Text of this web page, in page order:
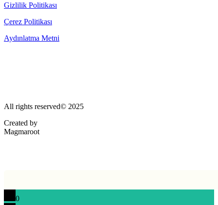
Gizlilik Politikası
Çerez Politikası
Aydınlatma Metni
All rights reserved© 2025
Created by
Magmaroot
0